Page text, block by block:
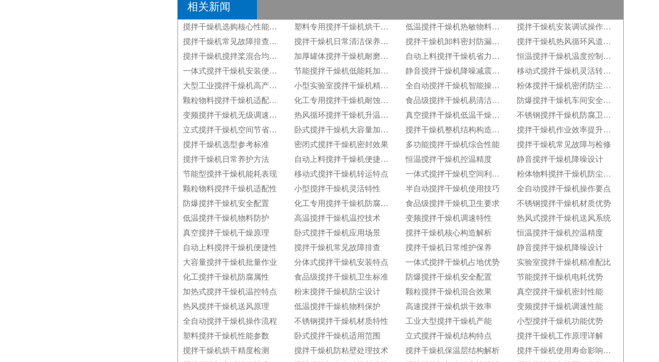
相关新闻
搅拌干燥机选购核心性能参数 塑料专用搅拌干燥机烘干适配性 低温搅拌干燥机热敏物料保护
搅拌干燥机安装调试操作规范
搅拌干燥机常见故障排查方案
搅拌干燥机日常清洁保养步骤 搅拌干燥机卸料密封防漏结构
搅拌干燥机热风循环风道设计
搅拌干燥机搅拌桨混合均匀度
加厚罐体搅拌干燥机耐磨耐用性 自动上料搅拌干燥机省力功能
恒温搅拌干燥机温度控制精度
一体式搅拌干燥机安装便捷优势
节能搅拌干燥机低能耗加热组件 静音搅拌干燥机降噪减震构造
移动式搅拌干燥机灵活转运特点
大型工业搅拌干燥机高产能表现
小型实验室搅拌干燥机精准控温 全自动搅拌干燥机智能操控系统
粉体搅拌干燥机密闭防尘结构
颗粒物料搅拌干燥机适配效果
化工专用搅拌干燥机耐蚀机身 食品级搅拌干燥机易清洁设计
防爆搅拌干燥机车间安全配置
变频搅拌干燥机无级调速功能
热风循环搅拌干燥机升温效率 真空搅拌干燥机低温干燥原理
不锈钢搅拌干燥机防腐卫生性能
立式搅拌干燥机空间节省特性
卧式搅拌干燥机大容量加工优势 搅拌干燥机整机结构构造解析
搅拌干燥机作业效率提升技巧
搅拌干燥机选型参考标准
密闭式搅拌干燥机密封效果 多功能搅拌干燥机综合性能
搅拌干燥机常见故障与检修
搅拌干燥机日常养护方法
自动上料搅拌干燥机便捷功能 恒温搅拌干燥机控温精度
静音搅拌干燥机降噪设计
节能型搅拌干燥机能耗表现
移动式搅拌干燥机转运特点 一体式搅拌干燥机空间利用率
粉体物料搅拌干燥机防尘设计粉体物料搅拌干燥机防尘设计
颗粒物料搅拌干燥机适配性
小型搅拌干燥机灵活特性 半自动搅拌干燥机使用技巧
全自动搅拌干燥机操作要点
防爆搅拌干燥机安全配置
化工专用搅拌干燥机防腐性能 食品级搅拌干燥机卫生要求
不锈钢搅拌干燥机材质优势
低温搅拌干燥机物料防护
高温搅拌干燥机温控技术 变频搅拌干燥机调速特性
热风式搅拌干燥机送风系统
真空搅拌干燥机干燥原理
卧式搅拌干燥机应用场景 搅拌干燥机核心构造解析
恒温搅拌干燥机控温精度
自动上料搅拌干燥机便捷性
搅拌干燥机常见故障排查 搅拌干燥机日常维护保养
静音搅拌干燥机降噪设计
大容量搅拌干燥机批量作业
分体式搅拌干燥机安装特点 一体式搅拌干燥机占地优势
实验室搅拌干燥机精准配比
化工搅拌干燥机防腐属性
食品级搅拌干燥机卫生标准 防爆搅拌干燥机安全配置
节能搅拌干燥机电耗优势
加热式搅拌干燥机温控特点
粉末搅拌干燥机防尘设计 颗粒搅拌干燥机混合效果
真空搅拌干燥机密封性能
热风搅拌干燥机送风原理
低温搅拌干燥机物料保护 高速搅拌干燥机烘干效率
变频搅拌干燥机调速性能
全自动搅拌干燥机操作流程
不锈钢搅拌干燥机材质特性 工业大型搅拌干燥机产能
小型搅拌干燥机功能优势
塑料搅拌干燥机性能参数
卧式搅拌干燥机适用范围 立式搅拌干燥机结构特点
搅拌干燥机工作原理详解
搅拌干燥机烘干精度检测
搅拌干燥机防粘壁处理技术 搅拌干燥机保温层结构解析
搅拌干燥机使用寿命影响因素